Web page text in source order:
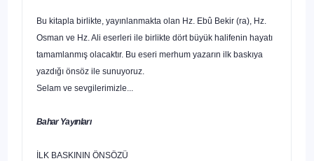
Bu kitapla birlikte, yayınlanmakta olan Hz. Ebû Bekir (ra), Hz.
Osman ve Hz. Ali eserleri ile birlikte dört büyük halifenin hayatı
tamamlanmış olacaktır. Bu eseri merhum yazarın ilk baskıya
yazdığı önsöz ile sunuyoruz.
Selam ve sevgilerimizle...
Bahar Yayınları
İLK BASKININ ÖNSÖZÜ